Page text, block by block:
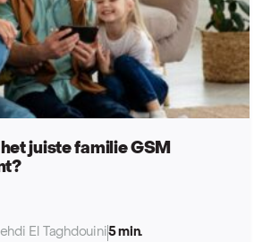
het juiste familie GSM
El Taghdouini5 min.